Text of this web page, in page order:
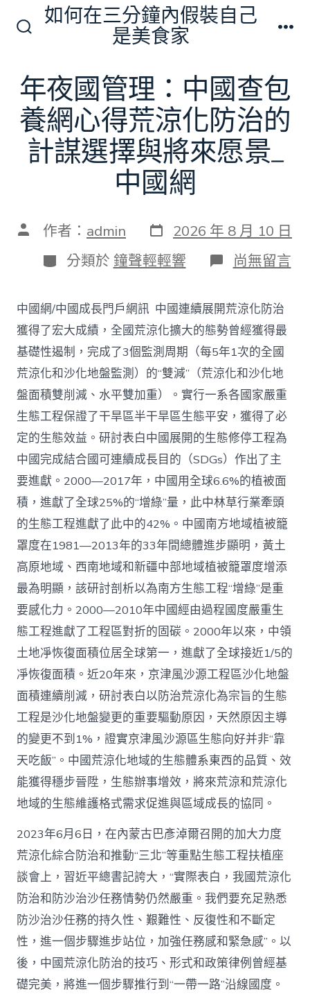
切
換
開
關
如何在三分鐘內假裝自己
是美食家
年夜國管理：中國查包
養網心得荒涼化防治的
計謀選擇與將來愿景_
中國網
文 作者： admin 發
表
日
期
2026 年 8 月 10 日
分
類
分類於 鐘聲輕輕響 在
〈年
國
管
理：
中
國
查
包
養
網
心
得
荒
涼
化
防
治
的
計
謀
選
擇
與
將
來
愿
景
_
中
國
網〉
中
尚無留言
中國網/中國成長門戶網訊 中國連續展開荒涼化防治
獲得了宏大成績，全國荒涼化擴大的態勢曾經獲得最
基礎性遏制，完成了3個監測周期（每5年1次的全國
荒涼化和沙化地盤監測）的“雙減”（荒涼化和沙化地
盤面積雙削減、水平雙加重）。實行一系各國家嚴重
生態工程保證了干旱區半干旱區生態平安，獲得了必
定的生態效益。研討表白中國展開的生態修停工程為
中國完成結合國可連續成長目的（SDGs）作出了主
要進獻。2000—2017年，中國用全球6.6%的植被面
積，進獻了全球25%的“增綠”量，此中林草行業牽頭
的生態工程進獻了此中的42%。中國南方地域植被籠
罩度在1981—2013年的33年間總體進步顯明，黃土
高原地域、西南地域和新疆中部地域植被籠罩度增添
最為明顯，該研討剖析以為南方生態工程“增綠”是重
要感化力。2000—2010年中國經由過程國度嚴重生
態工程進獻了工程區對折的固碳。2000年以來，中領
土地凈恢復面積位居全球第一，進獻了全球接近1/5的
凈恢復面積。近20年來，京津風沙源工程區沙化地盤
面積連續削減，研討表白以防治荒涼化為宗旨的生態
工程是沙化地盤變更的重要驅動原因，天然原因主導
的變更不到1%，證實京津風沙源區生態向好并非“靠
天吃飯”。中國荒涼化地域的生態體系東西的品質、效
能獲得穩步晉陞，生態辦事增效，將來荒涼和荒涼化
地域的生態維護格式需求促進與區域成長的協同。
2023年6月6日，在內蒙古巴彥淖爾召開的加大力度
荒涼化綜合防治和推動“三北”等重點生態工程扶植座
談會上，習近平總書記誇大，“實際表白，我國荒涼化
防治和防沙治沙任務情勢仍然嚴重。我們要充足熟悉
防沙治沙任務的持久性、艱難性、反復性和不斷定
性，進一個步驟進步站位，加強任務感和緊急感”。以
後，中國荒涼化防治的技巧、形式和政策律例曾經基
礎完美，將進一個步驟推行到“一帶一路”沿線國度。